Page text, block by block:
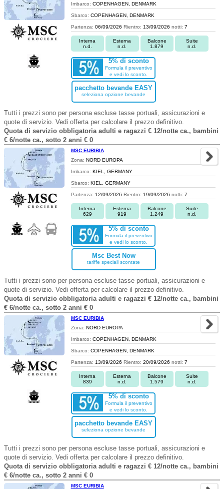
Imbarco: COPENHAGEN, DENMARK
Sbarco: COPENHAGEN, DENMARK
Partenza: 06/09/2026 Rientro: 13/09/2026 notti: 7
Interna
n.d.
Esterna
n.d.
Balcone
1.879
Suite
n.d.
5% di sconto
Formula il preventivo
e vedi lo sconto.
pacchetto bevande EASY
seleziona opzione bevande
Tutti i prezzi sono per persona escluse tasse portuali, assicurazioni e
quote di servizio. Vedi offerta per calcolare il prezzo definitivo.
Quota di servizio obbligatoria adulti e ragazzi € 12/notte ca., bambini
€ 6/notte ca., sotto 2 anni € 0
MSC EURIBIA
Zona: NORD EUROPA
Imbarco: KIEL, GERMANY
Sbarco: KIEL, GERMANY
Partenza: 12/09/2026 Rientro: 19/09/2026 notti: 7
Interna
629
Esterna
919
Balcone
1.249
Suite
n.d.
5% di sconto
Formula il preventivo
e vedi lo sconto.
Msc Best Now
tariffe speciali scontate
Tutti i prezzi sono per persona escluse tasse portuali, assicurazioni e
quote di servizio. Vedi offerta per calcolare il prezzo definitivo.
Quota di servizio obbligatoria adulti e ragazzi € 12/notte ca., bambini
€ 6/notte ca., sotto 2 anni € 0
MSC EURIBIA
Zona: NORD EUROPA
Imbarco: COPENHAGEN, DENMARK
Sbarco: COPENHAGEN, DENMARK
Partenza: 13/09/2026 Rientro: 20/09/2026 notti: 7
Interna
839
Esterna
n.d.
Balcone
1.579
Suite
n.d.
5% di sconto
Formula il preventivo
e vedi lo sconto.
pacchetto bevande EASY
seleziona opzione bevande
Tutti i prezzi sono per persona escluse tasse portuali, assicurazioni e
quote di servizio. Vedi offerta per calcolare il prezzo definitivo.
Quota di servizio obbligatoria adulti e ragazzi € 12/notte ca., bambini
€ 6/notte ca., sotto 2 anni € 0
MSC EURIBIA